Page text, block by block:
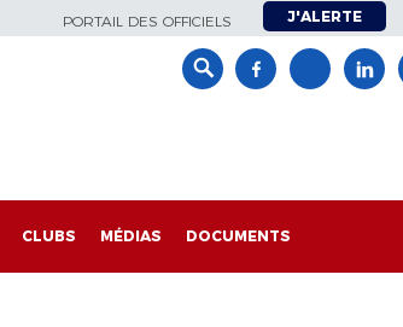
PORTAIL DES OFFICIELS J'ALERTE
CLUBS MÉDIAS DOCUMENTS